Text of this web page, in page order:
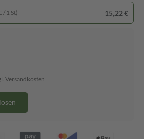
/ 1 St) 15,22 €
Versandkosten